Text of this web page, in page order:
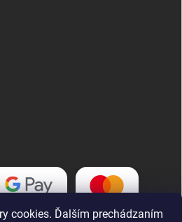
cookies. Ďalším prechádzaním